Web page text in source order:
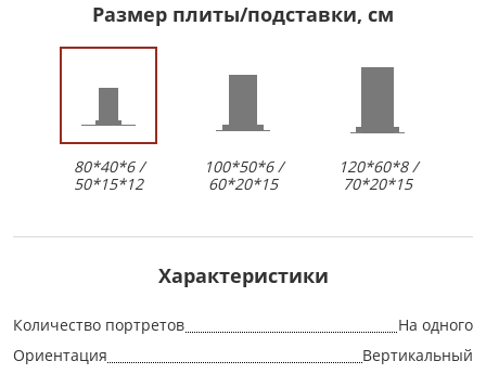
Размер плиты/подставки, см
80*40*6 /
50*15*12
100*50*6 /
60*20*15
120*60*8 /
70*20*15
Характеристики
Количество портретов
На одного
Ориентация
Вертикальный